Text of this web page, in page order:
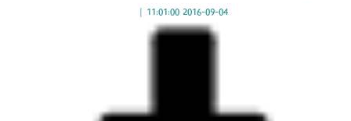
2016-09-04 11:01:00
|